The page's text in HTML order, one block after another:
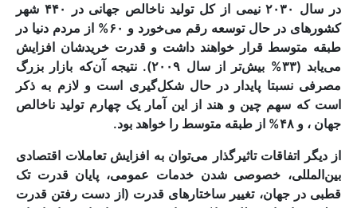
در سال ۲۰۳۰ نیمی از کل تولید ناخالص جهانی در ۴۴۰ شهر
کشورهای در حال توسعه رقم می‌خورد و ۶۰% از مردم دنیا در
طبقه متوسط قرار خواهند داشت و قدرت خریدشان افزایش
می‌یابد (۳۳% بیش‌تر از سال ۲۰۰۹). نتیجه آن‌که بازار بزرگ
مصرفی نسبتا پایدار در حال شکل‌گیری است و لازم به ذکر
است که سهم چین و هند از این آمار یک چهارم تولید ناخالص
جهان ، و ۴۸% از طبقه متوسط را خواهد بود.
از دیگر اتفاقات تاثیرگذار می‌توان به افزایش تعاملات اقتصادی
بین‌المللی، خصوصی شدن خدمات عمومی، پایان قدرت تک
قطبی در جهان، تغییر ساختارهای قدرت (از دست رفتن قدرت